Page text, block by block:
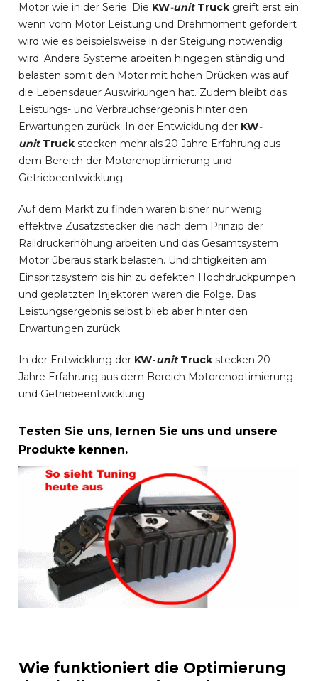
Motor wie in der Serie. Die KW-unit Truck greift erst ein
wenn vom Motor Leistung und Drehmoment gefordert
wird wie es beispielsweise in der Steigung notwendig
wird. Andere Systeme arbeiten hingegen ständig und
belasten somit den Motor mit hohen Drücken was auf
die Lebensdauer Auswirkungen hat. Zudem bleibt das
Leistungs- und Verbrauchsergebnis hinter den
Erwartungen zurück. In der Entwicklung der KW-
unit Truck stecken mehr als 20 Jahre Erfahrung aus
dem Bereich der Motorenoptimierung und
Getriebeentwicklung.
Auf dem Markt zu finden waren bisher nur wenig
effektive Zusatzstecker die nach dem Prinzip der
Raildruckerhöhung arbeiten und das Gesamtsystem
Motor überaus stark belasten. Undichtigkeiten am
Einspritzsystem bis hin zu defekten Hochdruckpumpen
und geplatzten Injektoren waren die Folge. Das
Leistungsergebnis selbst blieb aber hinter den
Erwartungen zurück.
In der Entwicklung der KW-unitTruck stecken 20
Jahre Erfahrung aus dem Bereich Motorenoptimierung
und Getriebeentwicklung.
Testen Sie uns, lernen Sie uns und unsere
Produkte kennen.
Wie funktioniert die Optimierung